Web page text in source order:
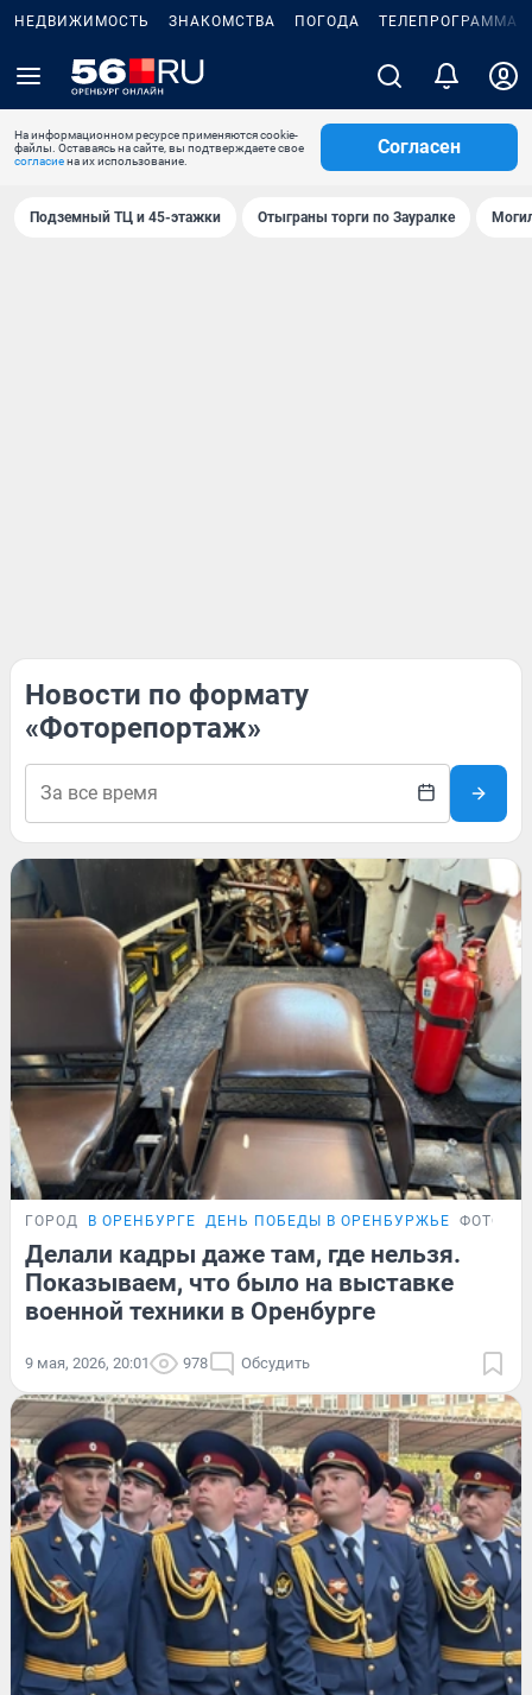
НЕДВИЖИМОСТЬ ЗНАКОМСТВА ПОГОДА ТЕЛЕПРОГРАММА
На информационном ресурсе применяются cookie-
файлы. Оставаясь на сайте, вы подтверждаете свое
согласиена их использование.
Согласен
Подземный ТЦ и 45-этажки Отыграны торги по Зауралке
Новости по формату
«Фоторепортаж»
ГОРОД В ОРЕНБУРГЕ ДЕНЬ ПОБЕДЫ В ОРЕНБУРЖЬЕ
Делали кадры даже там, где нельзя.
Показываем, что было на выставке
военной техники в Оренбурге
9 мая, 2026, 20:01 978 Обсудить